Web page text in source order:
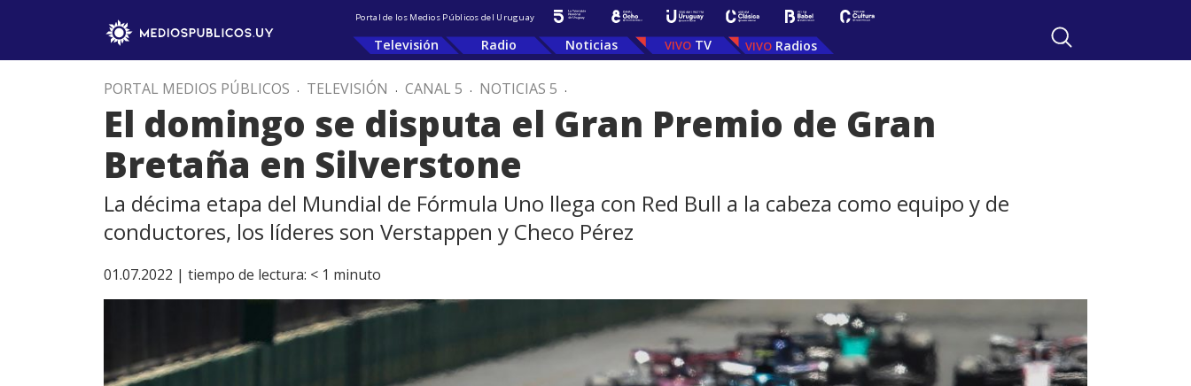
Portal de los Medios Públicos del Uruguay
Televisión Radio Noticias TV Radios
PORTAL MEDIOS PÚBLICOS . TELEVISIÓN . CANAL 5 . NOTICIAS 5 .
El domingo se disputa el Gran Premio de Gran
Bretaña en Silverstone
La décima etapa del Mundial de Fórmula Uno llega con Red Bull a la cabeza como equipo y de
conductores, los líderes son Verstappen y Checo Pérez
01.07.2022 | tiempo de lectura: < 1 minuto